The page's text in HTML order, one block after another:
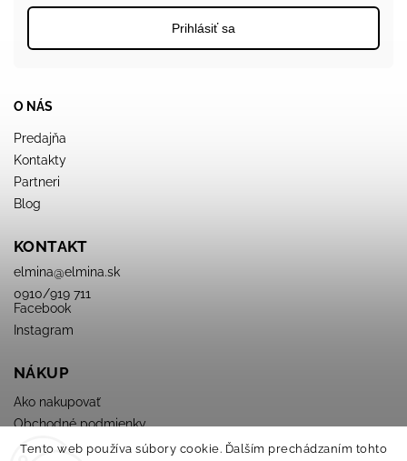
Tento web používa súbory cookie. Ďalším prechádzaním tohto
O NÁS
Predajňa
Kontakty
Partneri
Blog
KONTAKT
elmina@elmina.sk
0910/919 711
Facebook
Instagram
NÁKUP
Ako nakupovať
Obchodné podmienky
Podmienky ochrany osobných údajov
Prihlásiť sa